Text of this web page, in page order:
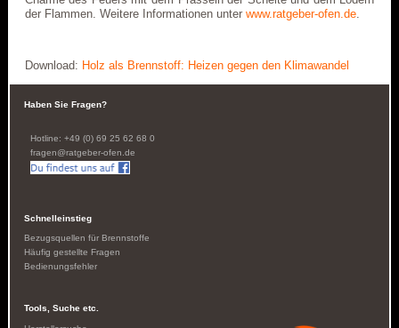
der Flammen. Weitere Informationen unter www.ratgeber-ofen.de.
Download: Holz als Brennstoff: Heizen gegen den Klimawandel
Haben Sie Fragen?
Hotline: +49 (0) 69 25 62 68 0
fragen@ratgeber-ofen.de
Schnelleinstieg
Bezugsquellen für Brennstoffe
Häufig gestellte Fragen
Bedienungsfehler
Tools, Suche etc.